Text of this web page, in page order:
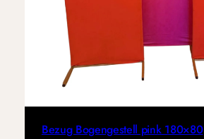
Bezug Bogengestell pink 180×80